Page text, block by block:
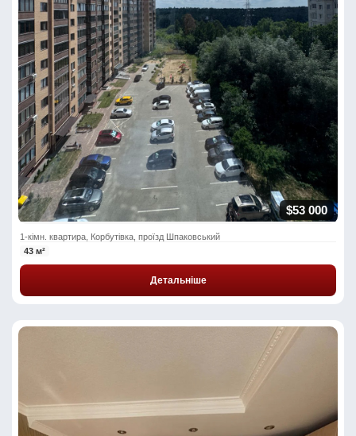
$53 000
1-кімн. квартира, Корбутівка, проїзд Шпаковський
43 м²
Детальніше